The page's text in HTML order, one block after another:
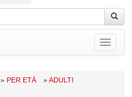
Toggle
» PER ETÀ »ADULTI